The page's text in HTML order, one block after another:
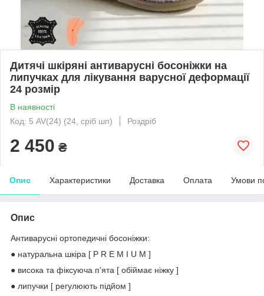
Дитячі шкіряні антиварусні босоніжки на
липучках для лікування варусної деформації
24 розмір
В наявності
Код: 5 AV(24) (24, сріб шп)
Роздріб
2 450 ₴
Опис Характеристики Доставка Оплата Умови
Опис
Антиварусні ортопедичні босоніжки:
● натуральна шкіра [ P R E M I U M ]
● висока та фіксуюча п'ята [ обіймає ніжку ]
● липучки [ регулюють підйом ]